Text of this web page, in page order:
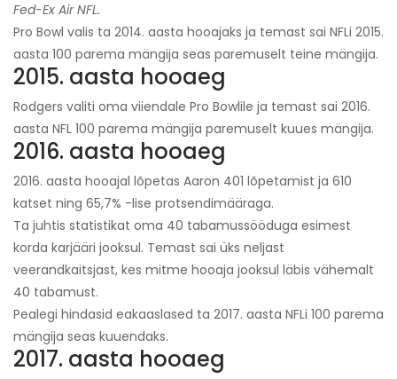
Fed-Ex Air NFL.
Pro Bowl valis ta 2014. aasta hooajaks ja temast sai NFLi 2015.
aasta 100 parema mängija seas paremuselt teine ​​mängija.
2015. aasta hooaeg
Rodgers valiti oma viiendale Pro Bowlile ja temast sai 2016.
aasta NFL 100 parema mängija paremuselt kuues mängija.
2016. aasta hooaeg
2016. aasta hooajal lõpetas Aaron 401 lõpetamist ja 610
katset ning 65,7% -lise protsendimääraga.
Ta juhtis statistikat oma 40 tabamussööduga esimest
korda karjääri jooksul. Temast sai üks neljast
veerandkaitsjast, kes mitme hooaja jooksul läbis vähemalt
40 tabamust.
Pealegi hindasid eakaaslased ta 2017. aasta NFLi 100 parema
mängija seas kuuendaks.
2017. aasta hooaeg